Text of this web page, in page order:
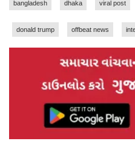
bangladesh dhaka viral post
donald trump offbeat news